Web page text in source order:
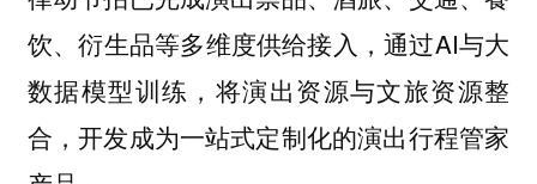
饮、衍生品等多维度供给接入，通过AI与大
数据模型训练，将演出资源与文旅资源整
合，开发成为一站式定制化的演出行程管家